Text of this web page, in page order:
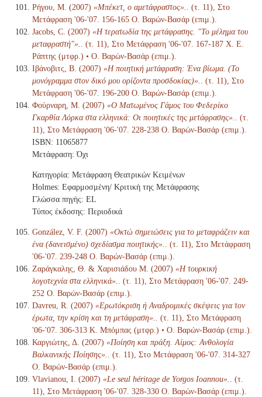
Ρήγου, Μ. (2007) «Μπέκετ, ο αμετάφραστος».
. (τ. 11), Στο
Μετάφραση '06-'07. 156-165 Ο. Βαρών-Βασάρ (επιμ.).
Jacobs, C. (2007) «Η τερατωδία της μετάφρασης. "Το μέλημα του
μεταφραστή"».
. (τ. 11), Στο Μετάφραση '06-'07. 167-187 Χ. Ε.
Ράπτης (μτφρ.) • Ο. Βαρών-Βασάρ (επιμ.).
Ιβάνοβιτς, Β. (2007) «Η ποιητική μετάφραση: Ένα βίωμα. (Το
μονόγραμμα στον δικό μου ορίζοντα προσδοκίας)».
. (τ. 11), Στο
Μετάφραση '06-'07. 196-200 Ο. Βαρών-Βασάρ (επιμ.).
Φούρναρη, Μ. (2007) «Ο Ματωμένος Γάμος του Φεδερίκο
Γκαρθία Λόρκα στα ελληνικά: Οι ποιητικές της μετάφρασης».
. (τ.
11), Στο Μετάφραση '06-'07. 228-238 Ο. Βαρών-Βασάρ (επιμ.).
ISBN: 11065877
Μετάφραση: Όχι
Κατηγορία: Μετάφραση Θεατρικών Κειμένων
Holmes: Εφαρμοσμένη/ Κριτική της Μετάφρασης
Γλώσσα πηγής: EL
Τύπος έκδοσης: Περιοδικά
González, V. F. (2007) «Οκτώ σημειώσεις για το μεταφράζειν και
ένα (δανεισμένο) σχεδίασμα ποιητικής».
. (τ. 11), Στο Μετάφραση
'06-'07. 239-248 Ο. Βαρών-Βασάρ (επιμ.).
Ζαράγκαλης, Θ. & Χαρισιάδου Μ. (2007) «Η τουρκική
λογοτεχνία στα ελληνικά».
. (τ. 11), Στο Μετάφραση '06-'07. 249-
252 Ο. Βαρών-Βασάρ (επιμ.).
Davreu, R. (2007) «Ερωτόκριση ή Αναδρομικές σκέψεις για τον
έρωτα, την κρίση και τη μετάφραση».
. (τ. 11), Στο Μετάφραση
'06-'07. 306-313 Κ. Μπόμπας (μτφρ.) • Ο. Βαρών-Βασάρ (επιμ.).
Καργιώτης, Δ. (2007) «Ποίηση και πράξη. Αίμος: Ανθολογία
Βαλκανικής Ποίησης».
. (τ. 11), Στο Μετάφραση '06-'07. 314-327
Ο. Βαρών-Βασάρ (επιμ.).
Vlavianou, I. (2007) «Le seul héritage de Yorgos Ioannou».
. (τ.
11), Στο Μετάφραση '06-'07. 328-330 Ο. Βαρών-Βασάρ (επιμ.).